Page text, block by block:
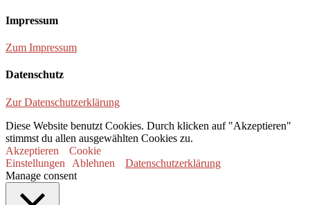
Impressum
Zum Impressum
Datenschutz
Zur Datenschutzerklärung
Diese Website benutzt Cookies. Durch klicken auf "Akzeptieren"
stimmst du allen ausgewählten Cookies zu.
Akzeptieren
Cookie
Einstellungen
Ablehnen
Datenschutzerklärung
Manage consent